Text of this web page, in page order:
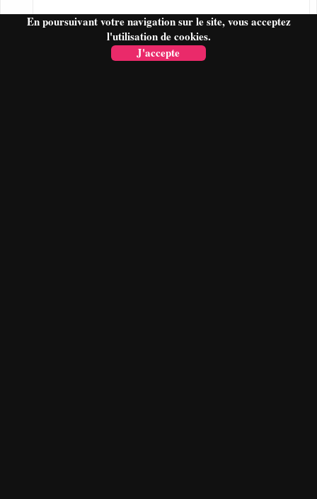
En poursuivant votre navigation sur le site, vous acceptez
l'utilisation de cookies.
J'accepte